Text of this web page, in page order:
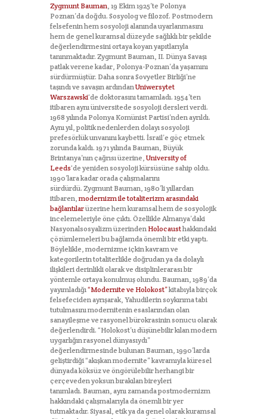
Zygmunt Bauman , 19 Ekim 1925’te Polonya
Poznan’da doğdu. Sosyolog ve filozof. Postmodern
felsefenin hem sosyoloji alanında uyarlanmasını
hem de genel kuramsal düzeyde sağlıklı bir şekilde
değerlendirmesini ortaya koyan yapıtlarıyla
tanınmaktadır. Zygmunt Bauman, II. Dünya Savaşı
patlak verene kadar, Polonya-Poznan’da yaşamını
sürdürmüştür. Daha sonra Sovyetler Birliği’ne
taşındı ve savaşın ardından Uniwersytet
Warszawski‘de doktorasını tamamladı. 1954’ten
itibaren aynı üniversitede sosyoloji dersleri verdi.
1968 yılında Polonya Komünist Partisi’nden ayrıldı.
Aynı yıl, politik nedenlerden dolayı sosyoloji
prefesörlük unvanını kaybetti. İsrail’e göç etmek
zorunda kaldı. 1971 yılında Bauman, Büyük
Brintanya’nın çağrısı üzerine, University of
Leeds‘de yeniden sosyoloji kürsüsüne sahip oldu.
1990’lara kadar orada çalışmalarını
sürdürdü. Zygmunt Bauman, 1980’li yıllardan
itibaren, modernizm ile totaliterizm arasındaki
bağlantılarüzerine hem kuramsal hem de sosyolojik
incelemeleriyle öne çıktı. Özellikle Almanya’daki
Nasyonalsosyalizm üzerinden Holocausthakkındaki
çözümlemeleri bu bağlamda önemli bir etki yaptı.
Böylelikle, modernizme içkin kavram ve
kategorilerin totaliterlikle doğrudan ya da dolaylı
ilişkileri derinlikli olarak ve disiplinlerarası bir
yöntemle ortaya konulmuş olundu. Bauman, 1989’da
yayımladığı “Modernite ve Holokost”kitabıyla birçok
felsefeciden ayrışarak, Yahudilerin soykırıma tabi
tutulmasını modernitenin esaslarından olan
sanayileşme ve rasyonel bürokrasinin sonucu olarak
değerlendirdi. “Holokost’u düşünebilir kılan modern
uygarlığın rasyonel dünyasıydı”
değerlendirmesinde bulunan Bauman, 1990’larda
geliştirdiği “akışkan modernite” kavramıyla küresel
dünyada köksüz ve öngörülebilir herhangi bir
çerçeveden yoksun bırakılan bireyleri
tanımladı. Bauman, aynı zamanda postmodernizm
hakkındaki çalışmalarıyla da önemli bir yer
tutmaktadır. Siyasal, etik ya da genel olarak kuramsal